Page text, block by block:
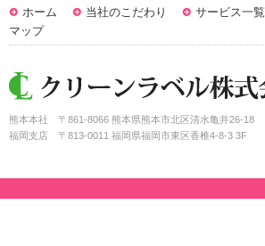
ホーム 当社のこだわり サービス一覧
マップ
熊本本社
〒861-8066 熊本県熊本市北区清水亀井26-18
福岡支店
〒813-0011 福岡県福岡市東区香椎4-8-3 3F